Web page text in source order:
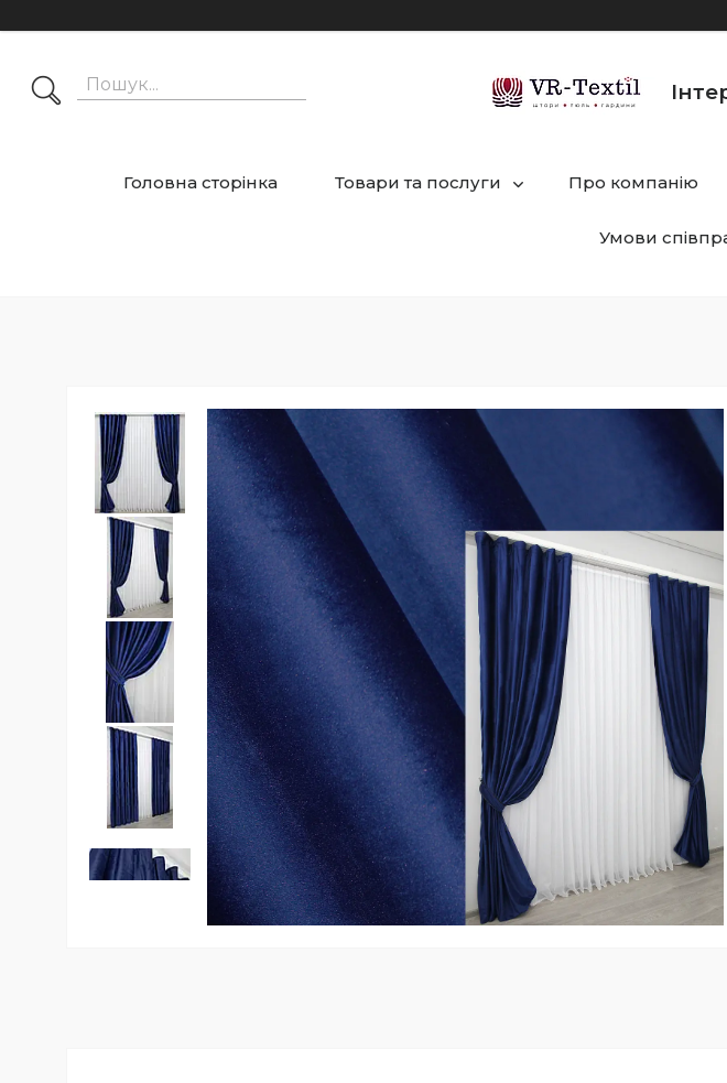
Головна сторінка Товари та послуги Про компанію
Умови